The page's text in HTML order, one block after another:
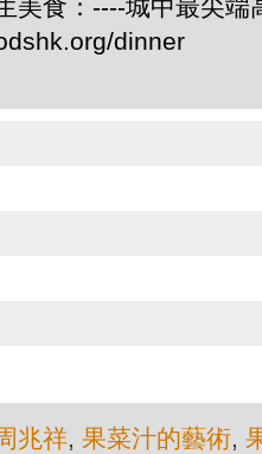
美食：----城中最尖端
dinner
兆祥, 果菜汁的藝術,